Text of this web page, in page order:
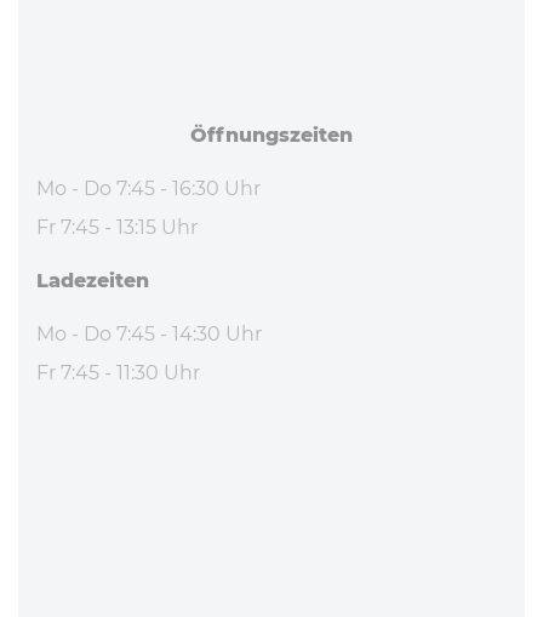
Öff­nungs­zei­ten
Mo - Do 7:45 - 16:30 Uhr
Fr 7:45 - 13:15 Uhr
La­de­zei­ten
Mo - Do 7:45 - 14:30 Uhr
Fr 7:45 - 11:30 Uhr